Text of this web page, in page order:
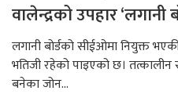
वालेन्द्रको उपहार ‘लगानी
लगानी बोर्डको सीईओमा नियुक्त
भतिजी रहेको पाइएको छ।
बनेका जोन...